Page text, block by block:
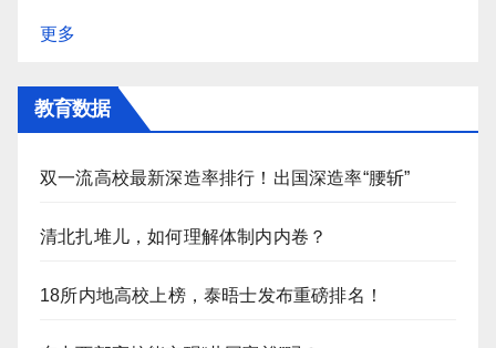
更多
教育数据
双一流高校最新深造率排行！出国深造率“腰斩”
清北扎堆儿，如何理解体制内内卷？
18所内地高校上榜，泰晤士发布重磅排名！